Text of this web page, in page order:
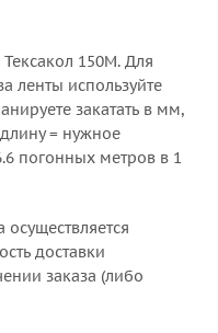
150М. Для
ленты используйте
закатать в мм,
= нужное
погонных метров в 1
доставки
заказа (либо